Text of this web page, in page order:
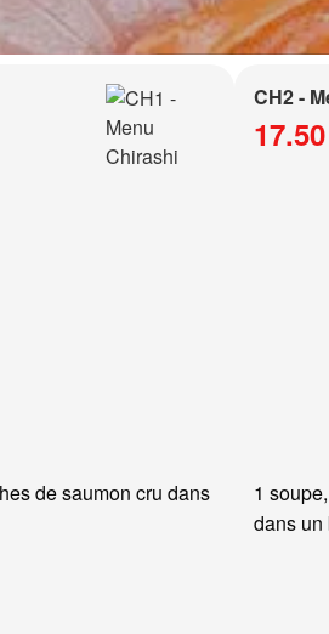
de saumon cru dans
CH2 -
1
dans un